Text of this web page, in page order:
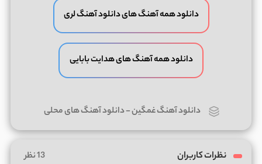
دانلود همه آهنگ های دانلود آهنگ لری
دانلود همه آهنگ های هدایت بابایی
دانلود آهنگ غمگین-دانلود آهنگ های محلی
نظرات کاربران 13 نظر